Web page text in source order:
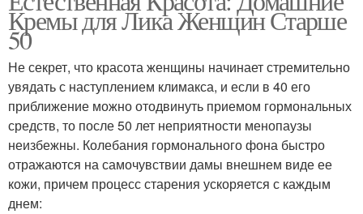
Кремы для Лика Женщин Старше
50
Не секрет, что красота женщины начинает стремительно
увядать с наступлением климакса, и если в 40 его
приближение можно отодвинуть приемом гормональных
средств, то после 50 лет неприятности менопаузы
неизбежны. Колебания гормонального фона быстро
отражаются на самочувствии дамы внешнем виде ее
кожи, причем процесс старения ускоряется с каждым
днем: